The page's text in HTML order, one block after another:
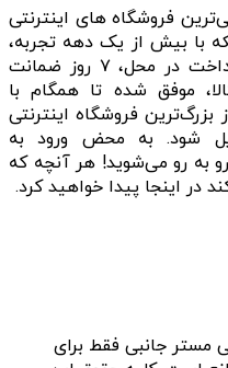
فروشگاه های اینترنتی
با بیش از یک دهه تجربه،
با پایبندی به سه اصل کلیدی، پرداخت در محل، ۷ روز ضمانت
موفق شده تا همگام با
فروشگاه اینترنتی
شود. به محض ورود به
به رو می‌شوید! هر آنچه که
در اینجا پیدا خواهید کرد.
مستر جانبی فقط برای